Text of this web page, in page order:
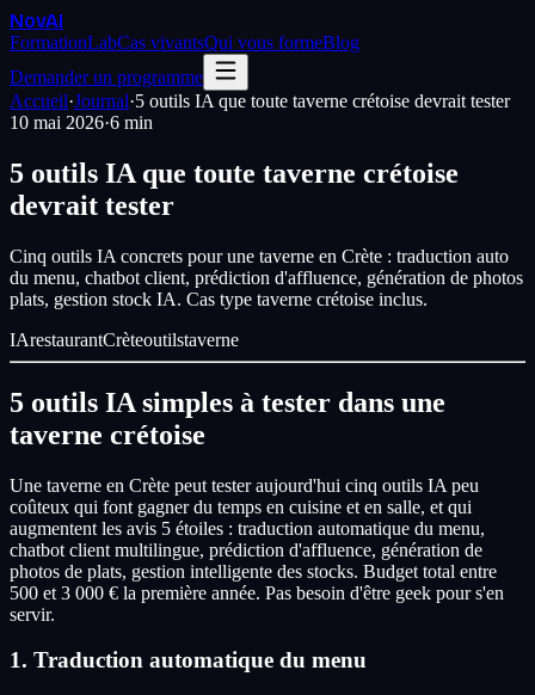
NovAI
FormationLabCas vivantsQui vous formeBlog
Demander un programme
Accueil·Journal·5 outils IA que toute taverne crétoise devrait tester
10 mai 2026·6 min
5 outils IA que toute taverne crétoise
devrait tester
Cinq outils IA concrets pour une taverne en Crète : traduction auto
du menu, chatbot client, prédiction d'affluence, génération de photos
plats, gestion stock IA. Cas type taverne crétoise inclus.
IArestaurantCrèteoutilstaverne
5 outils IA simples à tester dans une
taverne crétoise
Une taverne en Crète peut tester aujourd'hui cinq outils IA peu
coûteux qui font gagner du temps en cuisine et en salle, et qui
augmentent les avis 5 étoiles : traduction automatique du menu,
chatbot client multilingue, prédiction d'affluence, génération de
photos de plats, gestion intelligente des stocks. Budget total entre
500 et 3 000 € la première année. Pas besoin d'être geek pour s'en
servir.
1. Traduction automatique du menu